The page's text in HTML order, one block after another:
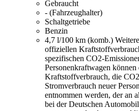
Gebraucht
- (Fahrzeughalter)
Schaltgetriebe
Benzin
4,7 l/100 km (komb.)
offiziellen
spezifischen CO2-
Personenkraftwagen
Kraftstoffverbrauch, die
Stromverbrauch neuer
entnommen werden, der an
bei der Deutschen